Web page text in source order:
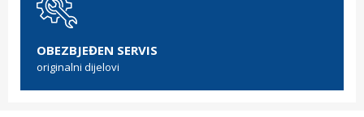
OBEZBJEĐEN SERVIS
originalni dijelovi